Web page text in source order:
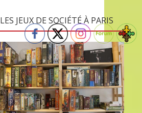
LES JEUX DE SOCIÉTÉ À PARIS